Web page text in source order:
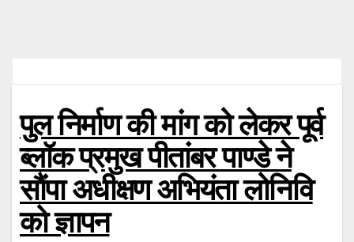
पुल निर्माण की मांग को लेकर पूर्व
ब्लॉक प्रमुख पीतांबर पाण्डे ने
सौंपा अधीक्षण अभियंता लोनिवि
को ज्ञापन